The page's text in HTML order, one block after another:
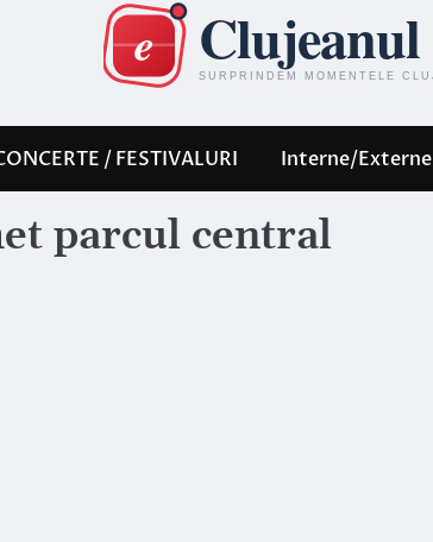
/ FESTIVALURI Interne/Externe
parcul central